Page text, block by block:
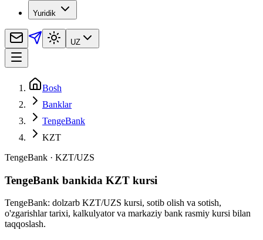
Yuridik
UZ
Bosh
Banklar
TengeBank
KZT
TengeBank · KZT/UZS
TengeBank bankida KZT kursi
TengeBank: dolzarb KZT/UZS kursi, sotib olish va sotish,
o'zgarishlar tarixi, kalkulyator va markaziy bank rasmiy kursi bilan
taqqoslash.